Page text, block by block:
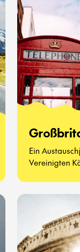
Ein
Vereinigten